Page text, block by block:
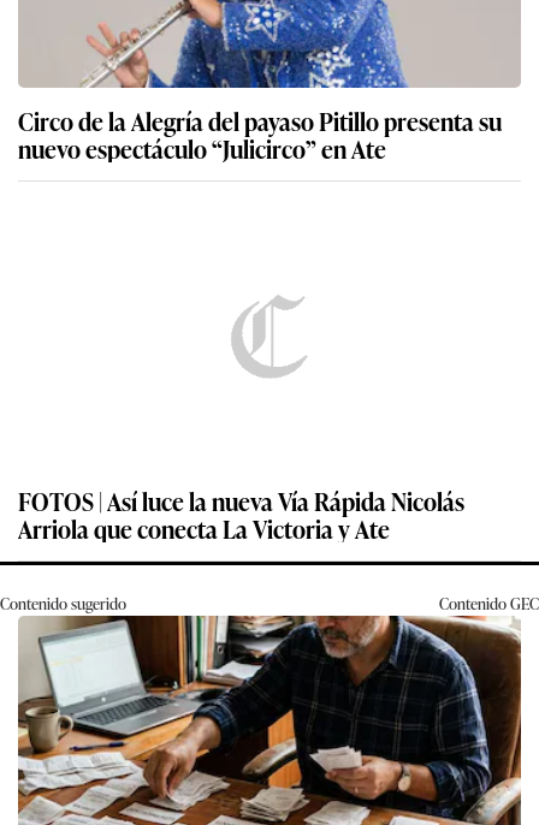
Circo de la Alegría del payaso Pitillo presenta su
nuevo espectáculo “Julicirco” en Ate
FOTOS | Así luce la nueva Vía Rápida Nicolás
Arriola que conecta La Victoria y Ate
Contenido sugerido ContenidoGEC